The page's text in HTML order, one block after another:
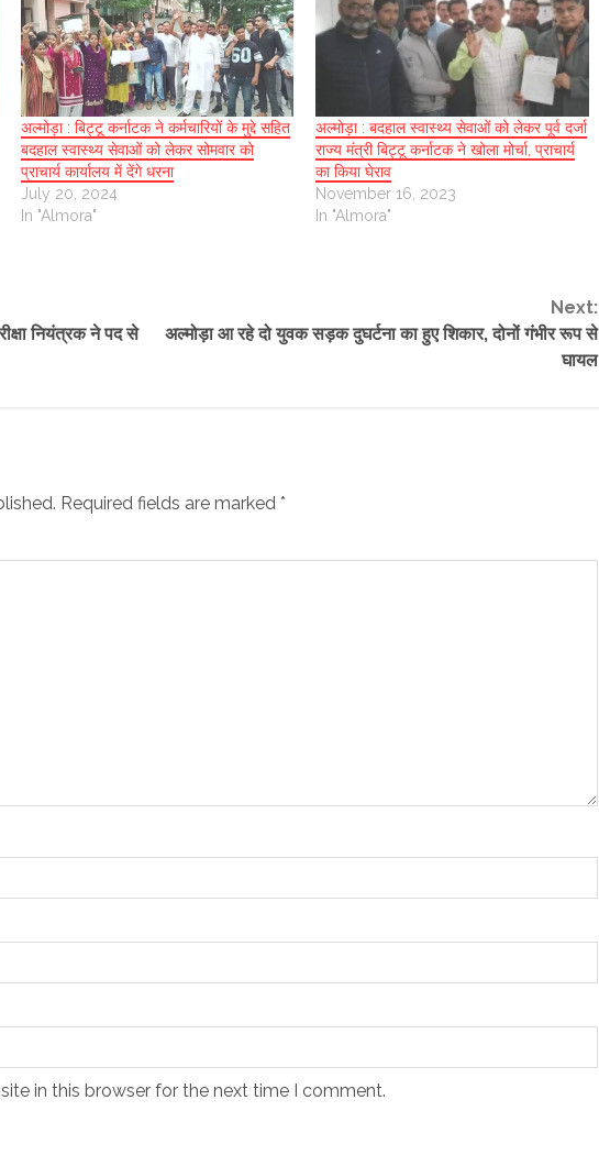
अल्मोड़ा : बिट्टू कर्नाटक ने कर्मचारियों के मुद्दे सहित
बदहाल स्वास्थ्य सेवाओं को लेकर सोमवार को
प्राचार्य कार्यालय में देंगे धरना
July 20, 2024
In "Almora"
अल्मोड़ा : बदहाल स्वास्थ्य सेवाओं को लेकर पूर्व दर्जा
राज्य मंत्री बिट्टू कर्नाटक ने खोला मोर्चा, प्राचार्य
का किया घेराव
November 16, 2023
In "Almora"
नियंत्रक ने पद से
Next:
अल्मोड़ा आ रहे दो युवक‌ सड़क दुघर्टना का हुए शिकार, दोनों गंभीर रूप से
घायल
Required fields are marked *
in this browser for the next time I comment.